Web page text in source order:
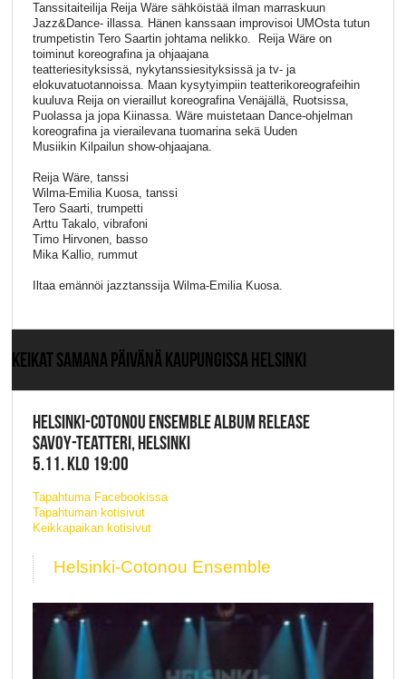
Tanssitaiteilija Reija Wäre sähköistää ilman marraskuun
Jazz&Dance- illassa. Hänen kanssaan improvisoi UMOsta tutun
trumpetistin Tero Saartin johtama nelikko. Reija Wäre on
toiminut koreografina ja ohjaajana
teatteriesityksissä, nykytanssiesityksissä ja tv- ja
elokuvatuotannoissa. Maan kysytyimpiin teatterikoreografeihin
kuuluva Reija on vieraillut koreografina Venäjällä, Ruotsissa,
Puolassa ja jopa Kiinassa. Wäre muistetaan Dance-ohjelman
koreografina ja vierailevana tuomarina sekä Uuden
Musiikin Kilpailun show-ohjaajana.
Reija Wäre, tanssi
Wilma-Emilia Kuosa, tanssi
Tero Saarti, trumpetti
Arttu Takalo, vibrafoni
Timo Hirvonen, basso
Mika Kallio, rummut
Iltaa emännöi jazztanssija Wilma-Emilia Kuosa.
KEIKAT SAMANA PÄIVÄNÄ KAUPUNGISSA HELSINKI
HELSINKI-COTONOU ENSEMBLE ALBUM RELEASE
SAVOY-TEATTERI, HELSINKI
5.11. KLO 19:00
Tapahtuma Facebookissa
Tapahtuman kotisivut
Keikkapaikan kotisivut
Helsinki-Cotonou Ensemble